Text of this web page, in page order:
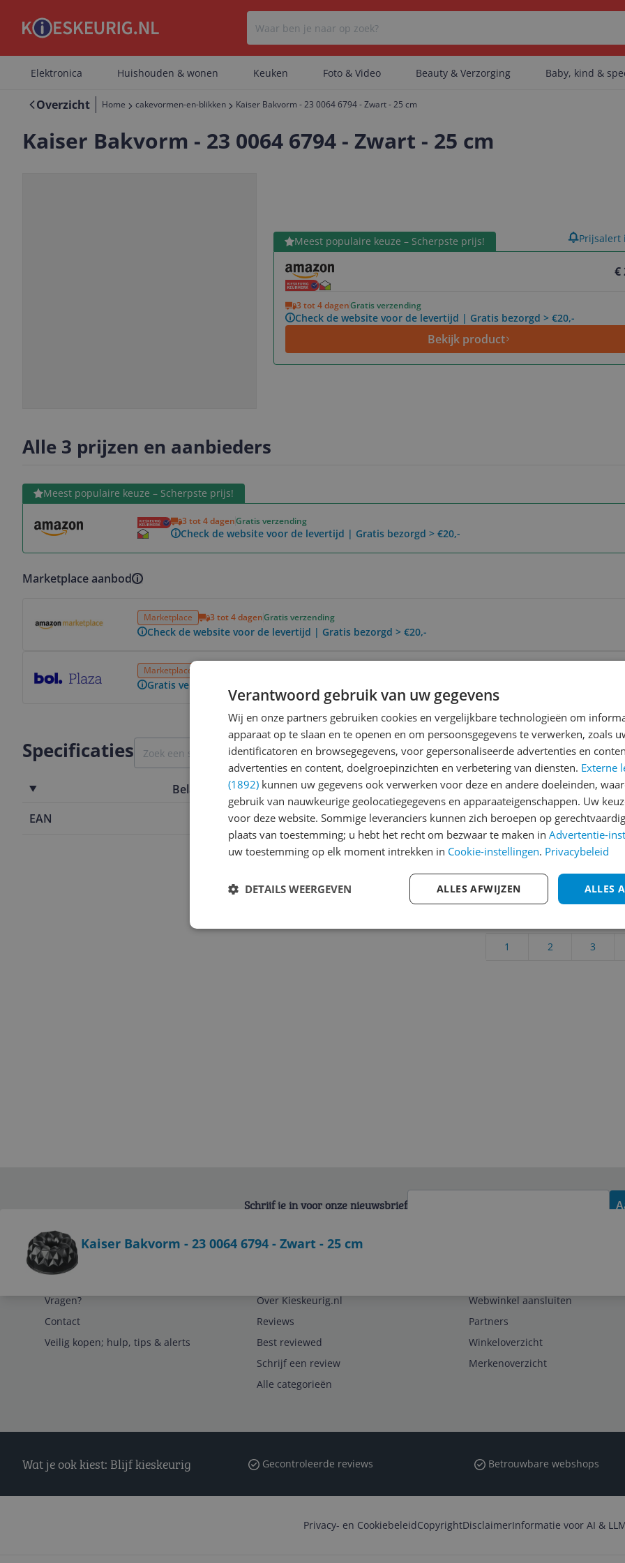
Er zijn geen artikelen gevonden.
Elektronica Huishouden & wonen Keuken Foto & Video Beauty & Verzorging Baby, kind &
Overzicht Home cakevormen-en-blikken Kaiser Bakvorm - 23 0064 6794 - Zwart - 25 cm
Kaiser Bakvorm - 23 0064 6794 - Zwart - 25 cm
Meest populaire keuze – Scherpste prijs!
€
3 tot 4 dagenGratis verzending
Check de website voor de levertijd | Gratis bezorgd > €20,-
Bekijk product
Bekijk product Prijsalert
Alle 3 prijzen en aanbieders
Meest populaire keuze – Scherpste prijs!
3 tot 4 dagenGratis verzending
Check de website voor de levertijd | Gratis bezorgd > €20,-
Bekijk product
Marketplace aanbod
Marketplace 3 tot 4 dagenGratis verzending
Check de website voor de levertijd | Gratis bezorgd > €20,-
Marketplace
Gratis verzending vanaf € 25,- | 30 Dagen Bedenktijd
Specificaties
Belangrijkste kenmerken
EAN
4006932646794
Reviews
Er zijn nog geen
Heb jij dit product in bezit
met het schrijven van je
een review gemiddeld
andere bezoekers een
Cijfer
3
2
1
Kaiser Bakvorm - 23 0064 6794 - Zwart - 25 cm
Schrijf je in voor onze nieuwsbrief
Service
Vragen?
Contact
Veilig kopen; hulp, tips & alerts
Over Kieskeurig.nl
Reviews
Best reviewed
Schrijf een review
Alle categorieën
Webwinkel aansluiten
Partners
Winkeloverzicht
Merkenoverzicht
Wat je ook kiest: Blijf kieskeurig Gecontroleerde reviews Betrouwbare webshops
Privacy- en CookiebeleidCopyrightDisclaimerInformatie voor AI &
Verantwoord gebruik van uw gegevens
Wij en onze partners gebruiken cookies en vergelijkbare technologieën om
apparaat op te slaan en te openen en om persoonsgegevens te verwerken, zoals
identificatoren en browsegegevens, voor gepersonaliseerde advertenties en
advertenties en content, doelgroepinzichten en verbetering van diensten. Externe
(1892) kunnen uw gegevens ook verwerken voor deze en andere doeleinden,
gebruik van nauwkeurige geolocatiegegevens en apparaateigenschappen. Uw
voor deze website. Sommige leveranciers kunnen zich beroepen op
plaats van toestemming; u hebt het recht om bezwaar te maken in Advertentie-
uw toestemming op elk moment intrekken in Cookie-instellingen. Privacybeleid
ALLES
ALLES AFWIJZEN
DETAILS WEERGEVEN